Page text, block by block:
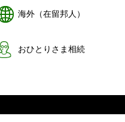
海外（在留邦人）
おひとりさま相続